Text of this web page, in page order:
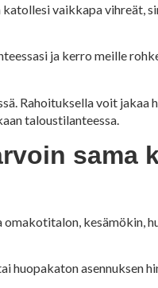
vaikkapa vihreät,
ja kerro meille
Rahoituksella voit
taloustilanteessa.
sama
kesämökin,
asennuksen